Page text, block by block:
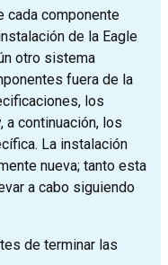
cada componente
de la Eagle
otro sistema
fuera de la
los
a continuación, los
La instalación
nueva; tanto esta
a cabo siguiendo
de terminar las